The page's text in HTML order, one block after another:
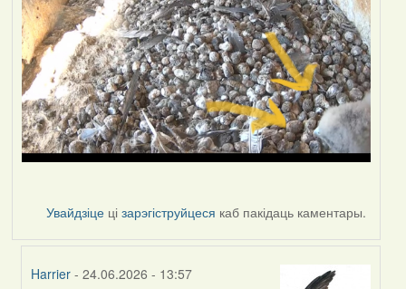
Увайдзіце цізарэгіструйцеся каб пакідаць каментары.
Harrier - 24.06.2026 - 13:57